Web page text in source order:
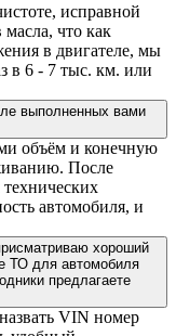
исправной
масла, что как
в двигателе, мы
в 6 - 7 тыс. км. или
выполненных вами
объём и конечную
После
автомобиля, и
хороший
ТО для автомобиля
предлагаете
VIN номер